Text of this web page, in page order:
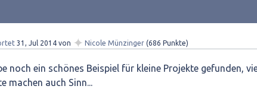
31, Jul 2014 von ✦ Nicole Münzinger (686 Punkte)
noch ein schönes Beispiel für kleine Projekte gefunden,
machen auch Sinn...